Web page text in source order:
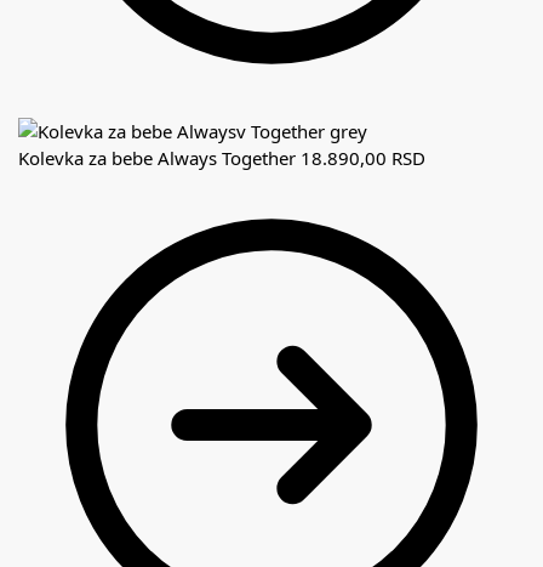
Kolevka za bebe Always Together 18.890,00 RSD